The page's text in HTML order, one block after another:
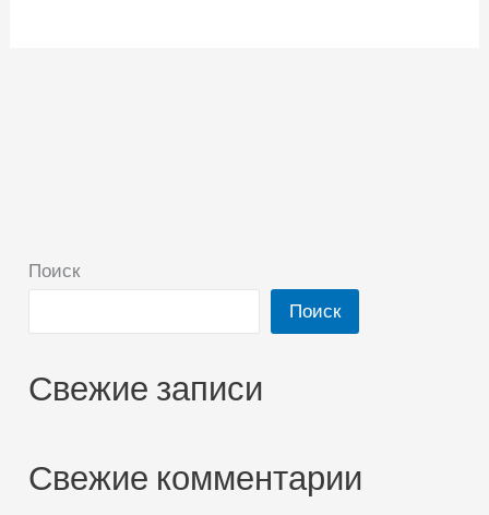
Поиск
Поиск
Свежие записи
Свежие комментарии